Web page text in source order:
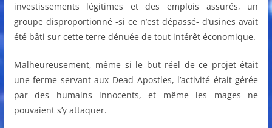
investissements légitimes et des emplois assurés, un
groupe disproportionné -si ce n’est dépassé- d’usines avait
été bâti sur cette terre dénuée de tout intérêt économique.
Malheureusement, même si le but réel de ce projet était
une ferme servant aux Dead Apostles, l’activité était gérée
par des humains innocents, et même les mages ne
pouvaient s’y attaquer.